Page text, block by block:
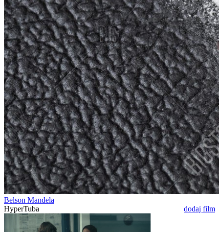
Belson Mandela
HyperTuba
dodaj film